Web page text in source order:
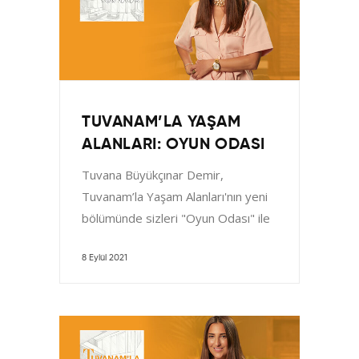
TUVANAM’LA YAŞAM
ALANLARI: OYUN ODASI
Tuvana Büyükçınar Demir,
Tuvanam’la Yaşam Alanları'nın yeni
bölümünde sizleri "Oyun Odası" ile
yıldızlarla gökyüzüne uçurduğumuz
8 Eylül 2021